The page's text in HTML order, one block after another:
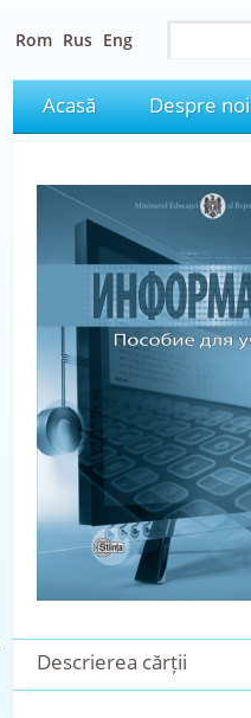
Rom Rus Eng
Acasă Despre noi
Descrierea cărții